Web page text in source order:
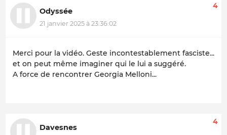
Odyssée
21 janvier 2025 à 23:36:02
4
Merci pour la vidéo. Geste incontestablement fasciste...
et on peut même imaginer qui le lui a suggéré.
A force de rencontrer Georgia Melloni...
Davesnes
4